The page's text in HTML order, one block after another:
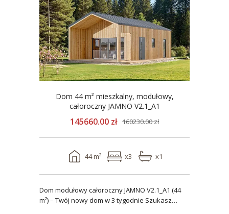
Dom 44 m² mieszkalny, modułowy,
całoroczny JAMNO V2.1_A1
145660.00 zł 160230.00 zł
44 m² x3 x1
Dom modułowy całoroczny JAMNO V2.1_A1 (44
m²) – Twój nowy dom w 3 tygodnie Szukasz